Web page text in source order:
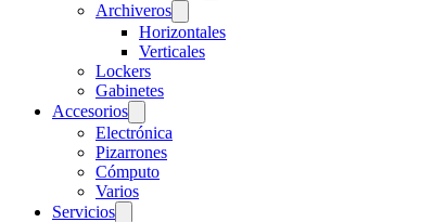
Archiveros
Horizontales
Verticales
Lockers
Gabinetes
Accesorios
Electrónica
Pizarrones
Cómputo
Varios
Servicios